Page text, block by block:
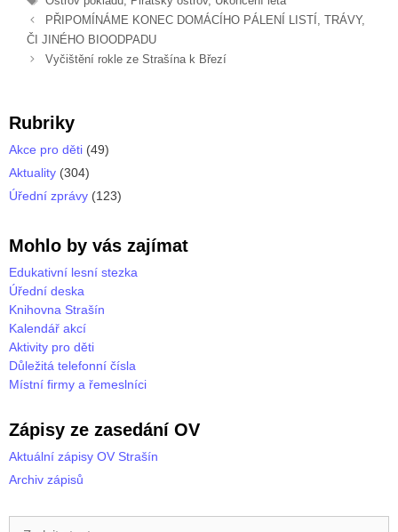
PŘIPOMÍNÁME KONEC DOMÁCÍHO PÁLENÍ LISTÍ, TRÁVY,
ČI JINÉHO BIOODPADU
Vyčištění rokle ze Strašína k Březí
Rubriky
Akce pro děti (49)
Aktuality (304)
Úřední zprávy (123)
Mohlo by vás zajímat
Edukativní lesní stezka
Úřední deska
Knihovna Strašín
Kalendář akcí
Aktivity pro děti
Důležitá telefonní čísla
Místní firmy a řemeslníci
Zápisy ze zasedání OV
Aktuální zápisy OV Strašín
Archiv zápisů